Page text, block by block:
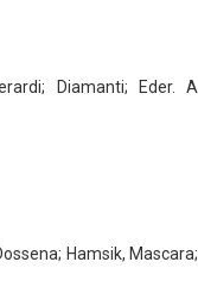
Diamanti; Eder. A
Hamsik, Mascara;